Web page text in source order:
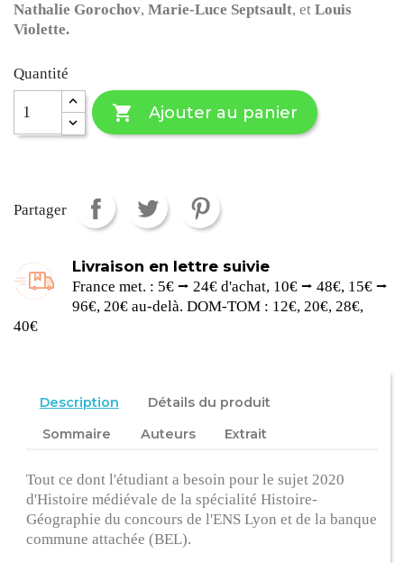
Nathalie Gorochov, Marie-Luce Septsault, et Louis
Violette.
Quantité
 Ajouter au panier
Partager
Livraison en lettre suivie
France met. : 5€ ⭢ 24€ d'achat, 10€ ⭢ 48€, 15€ ⭢
96€, 20€ au-delà. DOM-TOM : 12€, 20€, 28€,
40€
Description
Détails du produit
Sommaire
Auteurs Extrait
Tout ce dont l'étudiant a besoin pour le sujet 2020
d'Histoire médiévale de la spécialité Histoire-
Géographie du concours de l'ENS Lyon et de la banque
commune attachée (BEL).